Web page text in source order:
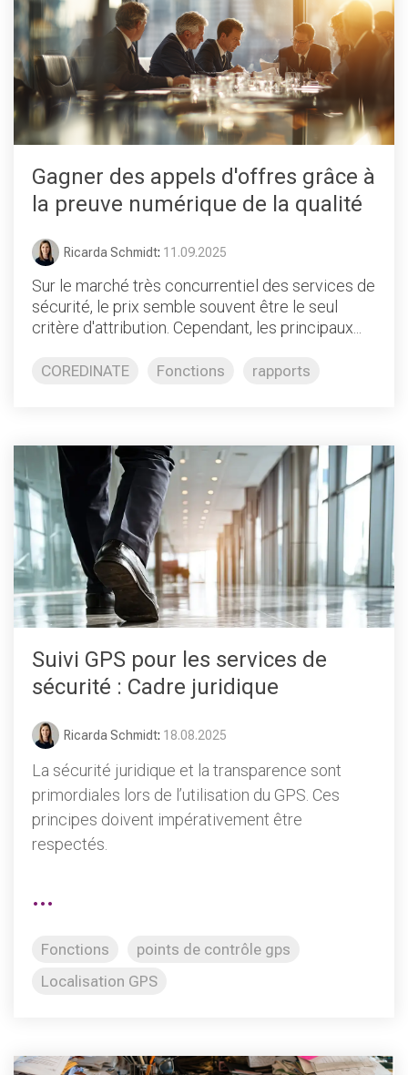
Gagner des appels d'offres grâce à
la preuve numérique de la qualité
Ricarda Schmidt: 11.09.2025
Sur le marché très concurrentiel des services de
sécurité, le prix semble souvent être le seul
critère d'attribution. Cependant, les principaux...
COREDINATE Fonctions rapports
Suivi GPS pour les services de
sécurité : Cadre juridique
Ricarda Schmidt: 18.08.2025
La sécurité juridique et la transparence sont
primordiales lors de l’utilisation du GPS. Ces
principes doivent impérativement être
respectés.
...
Fonctions
points de contrôle gps
Localisation GPS